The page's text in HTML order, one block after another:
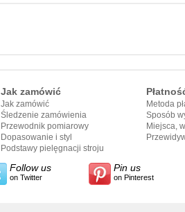
Jak zamówić
Jak zamówić
Śledzenie zamówienia
Przewodnik pomiarowy
Dopasowanie i styl
przewodnika
Podstawy pielęgnacji stroju
Metoda
Sposób
Miejsca,
Follow us
on Twitter
Pin us
on Pinterest